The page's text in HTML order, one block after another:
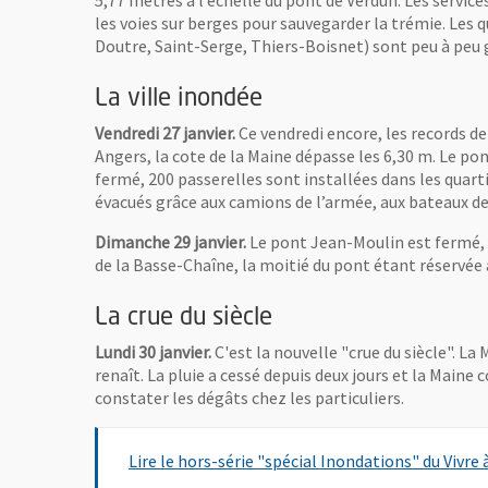
les voies sur berges pour sauvegarder la trémie. Les
Doutre, Saint-Serge, Thiers-Boisnet) sont peu à peu
La ville inondée
Vendredi 27 janvier.Ce vendredi encore, les records
Angers, la cote de la Maine dépasse les 6,30 m. Le
fermé, 200 passerelles sont installées dans les
évacués grâce aux camions de l’armée, aux
Dimanche 29 janvier. Le pont Jean-Moulin est fermé,
de la Basse-Chaîne, la moitié du pont étant réservée
La crue du siècle
Lundi 30 janvier.C'est la nouvelle "crue du siècle". La
renaît. La pluie a cessé depuis deux jours et la
constater les dégâts chez les particuliers.
Lire le hors-série "spécial Inondations" du Vivre